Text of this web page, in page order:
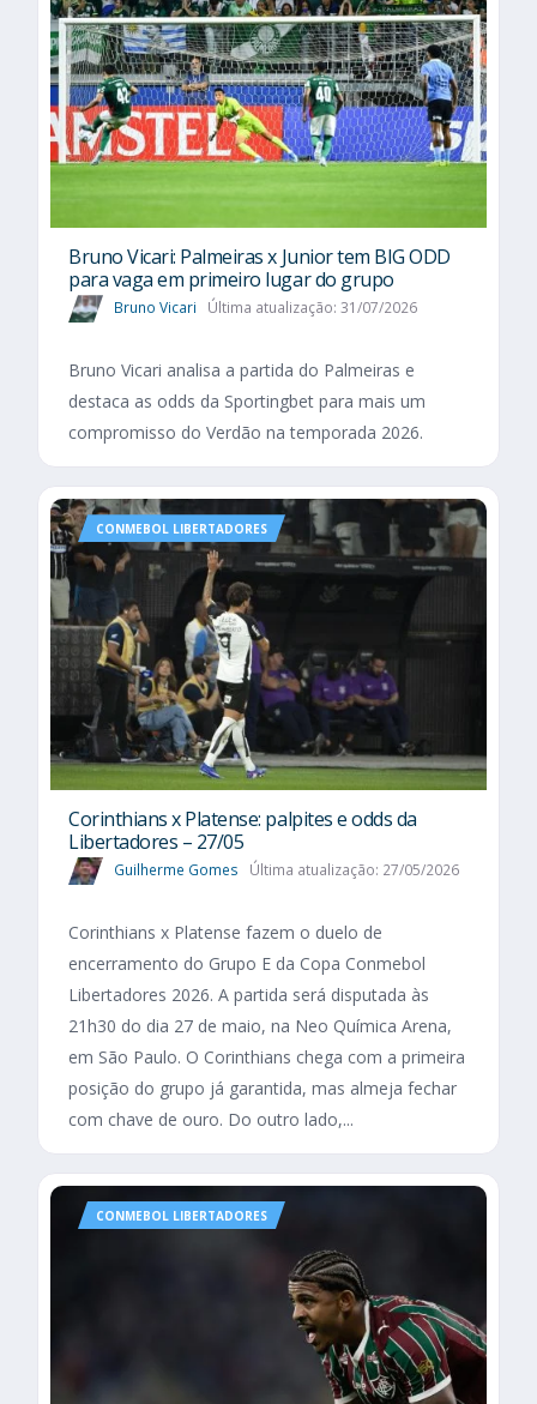
Bruno Vicari: Palmeiras x Junior tem BIG ODD
para vaga em primeiro lugar do grupo
Bruno Vicari Última atualização: 31/07/2026
Bruno Vicari analisa a partida do Palmeiras e
destaca as odds da Sportingbet para mais um
compromisso do Verdão na temporada 2026.
CONMEBOL LIBERTADORES
Corinthians x Platense: palpites e odds da
Libertadores – 27/05
Guilherme Gomes Última atualização: 27/05/2026
Corinthians x Platense fazem o duelo de
encerramento do Grupo E da Copa Conmebol
Libertadores 2026. A partida será disputada às
21h30 do dia 27 de maio, na Neo Química Arena,
em São Paulo. O Corinthians chega com a primeira
posição do grupo já garantida, mas almeja fechar
com chave de ouro. Do outro lado,...
CONMEBOL LIBERTADORES